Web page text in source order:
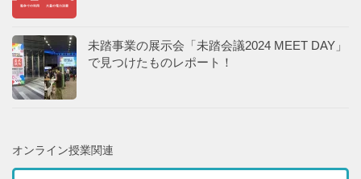
未踏事業の展示会「未踏会議2024 MEET DAY」
で見つけたものレポート！
オンライン授業関連